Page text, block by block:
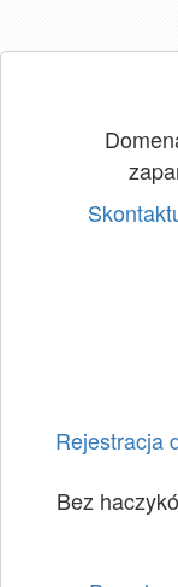
Rejestracja
Bez